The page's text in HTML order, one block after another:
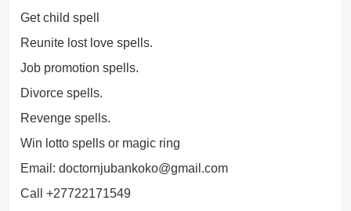
Get child spell
Reunite lost love spells.
Job promotion spells.
Divorce spells.
Revenge spells.
Win lotto spells or magic ring
Email: doctornjubankoko@gmail.com
Call +27722171549